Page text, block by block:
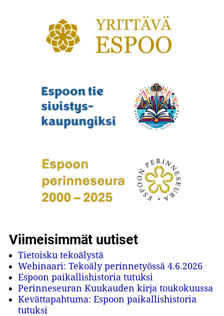
Viimeisimmät uutiset
Tietoisku tekoälystä
Webinaari: Tekoäly perinnetyössä 4.6.2026
Espoon paikallishistoria tutuksi
Perinneseuran Kuukauden kirja toukokuussa
Kevättapahtuma: Espoon paikallishistoria
tutuksi